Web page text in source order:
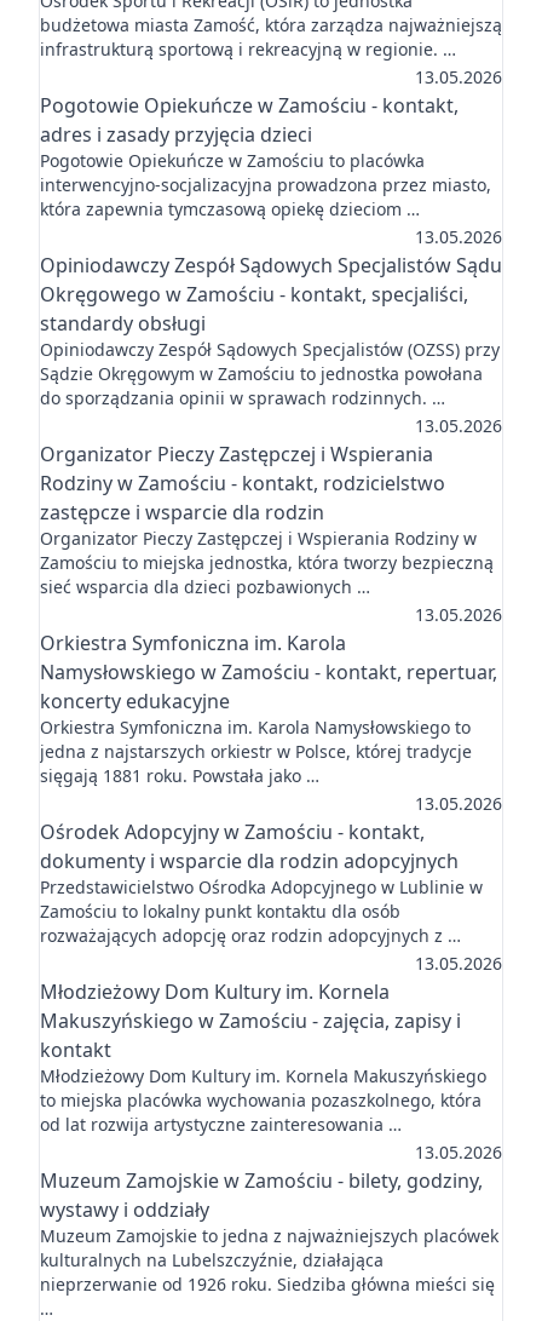
budżetowa miasta Zamość, która zarządza najważniejszą
infrastrukturą sportową i rekreacyjną w regionie. …
13.05.2026
Pogotowie Opiekuńcze w Zamościu - kontakt,
adres i zasady przyjęcia dzieci
Pogotowie Opiekuńcze w Zamościu to placówka
interwencyjno-socjalizacyjna prowadzona przez miasto,
która zapewnia tymczasową opiekę dzieciom …
13.05.2026
Opiniodawczy Zespół Sądowych Specjalistów Sądu
Okręgowego w Zamościu - kontakt, specjaliści,
standardy obsługi
Opiniodawczy Zespół Sądowych Specjalistów (OZSS) przy
Sądzie Okręgowym w Zamościu to jednostka powołana
do sporządzania opinii w sprawach rodzinnych. …
13.05.2026
Organizator Pieczy Zastępczej i Wspierania
Rodziny w Zamościu - kontakt, rodzicielstwo
zastępcze i wsparcie dla rodzin
Organizator Pieczy Zastępczej i Wspierania Rodziny w
Zamościu to miejska jednostka, która tworzy bezpieczną
sieć wsparcia dla dzieci pozbawionych …
13.05.2026
Orkiestra Symfoniczna im. Karola
Namysłowskiego w Zamościu - kontakt, repertuar,
koncerty edukacyjne
Orkiestra Symfoniczna im. Karola Namysłowskiego to
jedna z najstarszych orkiestr w Polsce, której tradycje
sięgają 1881 roku. Powstała jako …
13.05.2026
Ośrodek Adopcyjny w Zamościu - kontakt,
dokumenty i wsparcie dla rodzin adopcyjnych
Przedstawicielstwo Ośrodka Adopcyjnego w Lublinie w
Zamościu to lokalny punkt kontaktu dla osób
rozważających adopcję oraz rodzin adopcyjnych z …
13.05.2026
Młodzieżowy Dom Kultury im. Kornela
Makuszyńskiego w Zamościu - zajęcia, zapisy i
kontakt
Młodzieżowy Dom Kultury im. Kornela Makuszyńskiego
to miejska placówka wychowania pozaszkolnego, która
od lat rozwija artystyczne zainteresowania …
13.05.2026
Muzeum Zamojskie w Zamościu - bilety, godziny,
wystawy i oddziały
Muzeum Zamojskie to jedna z najważniejszych placówek
kulturalnych na Lubelszczyźnie, działająca
nieprzerwanie od 1926 roku. Siedziba główna mieści się
…